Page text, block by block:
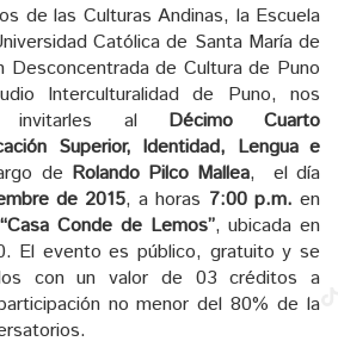
de las Culturas Andinas, la Escuela
Católica de Santa María de
Desconcentrada de Cultura de Puno
Interculturalidad de Puno, nos
invitarles al Décimo Cuarto
Superior, Identidad, Lengua e
de Rolando Pilco Mallea, el día
de 2015, a horas 7:00 p.m. en
“Casa Conde de Lemos”, ubicada en
El evento es público, gratuito y se
con un valor de 03 créditos a
no menor del 80% de la